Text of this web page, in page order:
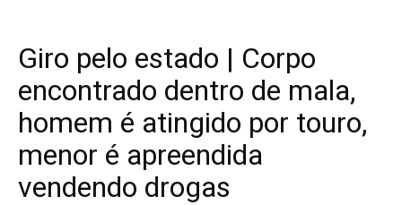
Giro pelo estado | Corpo
encontrado dentro de mala,
homem é atingido por touro,
menor é apreendida
vendendo drogas